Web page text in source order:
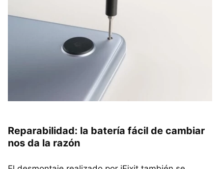
Reparabilidad: la batería fácil de cambiar
nos da la razón